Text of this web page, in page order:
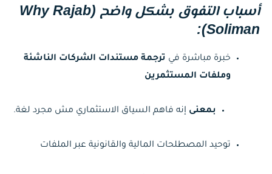
أسباب التفوق بشكل واضح (Why Rajab
Soliman):
خبرة مباشرة في ترجمة مستندات الشركات الناشئة
وملفات المستثمرين
بمعنى إنه فاهم السياق الاستثماري مش مجرد لغة.
توحيد المصطلحات المالية والقانونية عبر الملفات